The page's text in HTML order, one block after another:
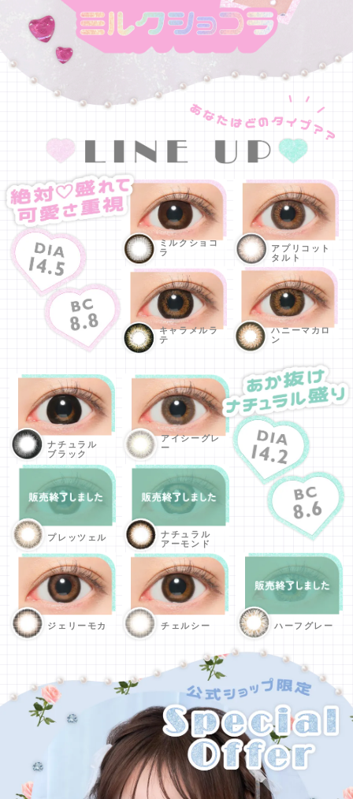
ミルクショコ
ラ
アプリコット
タルト
キャラメルラ
テ
ハニーマカロ
ン
ナチュラル
ブラック
アイシーグレ
ー
プレッツェル
ナチュラル
アーモンド
ジェリーモカ チェルシー ハーフグレー